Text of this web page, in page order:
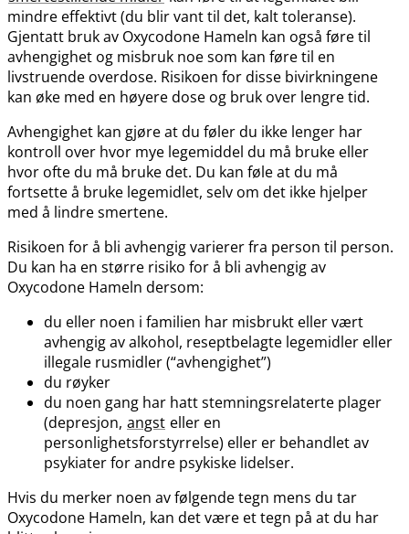
mindre effektivt (du blir vant til det, kalt toleranse).
Gjentatt bruk av Oxycodone Hameln kan også føre til
avhengighet og misbruk noe som kan føre til en
livstruende overdose. Risikoen for disse bivirkningene
kan øke med en høyere dose og bruk over lengre tid.
Avhengighet kan gjøre at du føler du ikke lenger har
kontroll over hvor mye legemiddel du må bruke eller
hvor ofte du må bruke det. Du kan føle at du må
fortsette å bruke legemidlet, selv om det ikke hjelper
med å lindre smertene.
Risikoen for å bli avhengig varierer fra person til person.
Du kan ha en større risiko for å bli avhengig av
Oxycodone Hameln dersom:
du eller noen i familien har misbrukt eller vært
avhengig av alkohol, reseptbelagte legemidler eller
illegale rusmidler (“avhengighet”)
du røyker
du noen gang har hatt stemningsrelaterte plager
(depresjon, angst eller en
personlighetsforstyrrelse) eller er behandlet av
psykiater for andre psykiske lidelser.
Hvis du merker noen av følgende tegn mens du tar
Oxycodone Hameln, kan det være et tegn på at du har